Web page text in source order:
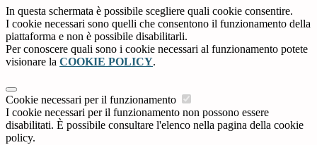
In questa schermata è possibile scegliere quali cookie consentire.
I cookie necessari sono quelli che consentono il funzionamento della
piattaforma e non è possibile disabilitarli.
Per conoscere quali sono i cookie necessari al funzionamento potete
visionare la COOKIE POLICY.
Cookie necessari per il funzionamento
I cookie necessari per il funzionamento non possono essere
disabilitati. È possibile consultare l'elenco nella pagina della cookie
policy.